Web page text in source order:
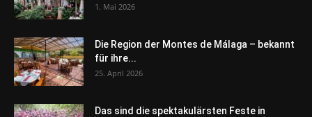
1. Mai 2026
Die Region der Montes de Málaga – bekannt
für ihre...
25. April 2026
Das sind die spektakulärsten Feste in